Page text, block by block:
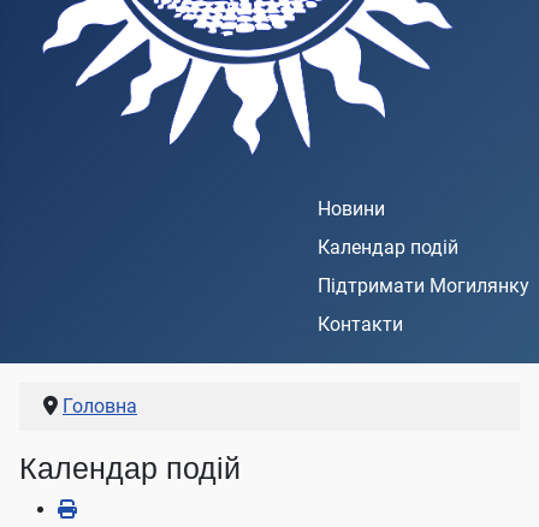
Новини
Календар подій
Підтримати Могилянку
Контакти
Головна
Календар подій